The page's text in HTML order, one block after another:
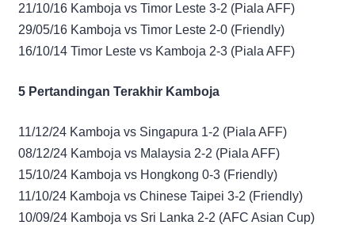
21/10/16 Kamboja vs Timor Leste 3-2 (Piala AFF)
29/05/16 Kamboja vs Timor Leste 2-0 (Friendly)
16/10/14 Timor Leste vs Kamboja 2-3 (Piala AFF)
5 Pertandingan Terakhir Kamboja
11/12/24 Kamboja vs Singapura 1-2 (Piala AFF)
08/12/24 Kamboja vs Malaysia 2-2 (Piala AFF)
15/10/24 Kamboja vs Hongkong 0-3 (Friendly)
11/10/24 Kamboja vs Chinese Taipei 3-2 (Friendly)
10/09/24 Kamboja vs Sri Lanka 2-2 (AFC Asian Cup)